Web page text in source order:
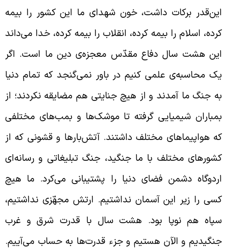
برکات داشت، خون شهدای ما این کشور را بیمه
اسلام را بیمه کرده، انقلاب را بیمه کرده، خدا می‌داند
هشت سال دفاع مقدّس معجزه‌ی دین ما است. اگر
محاسبه‌ی علمی کنیم در باور نمی‌گنجد که تمام دنیا
جنگ ما آمدند و از هیچ جنایتی هم مضایقه نکردند؛ از
شیمیایی گرفته تا موشک‌ها و بمب‌های مختلفی
هواپیماهای مختلف داشتند. آتش‌بارها و قشونی که از
مختلف با ما جنگید، جنگ تبلیغاتی و رسانه‌ای
دشمن فضای دنیا را پشتیبانی می‌کرد. ما هیچ
را زیر این آسمان نداشتیم. ارتش مجهّزی نداشتیم،
هم نوپا بود. هشت سال با قدرت شرق و غرب
و الآن هستیم و جزء قدرت‌ها به حساب می‌آییم.